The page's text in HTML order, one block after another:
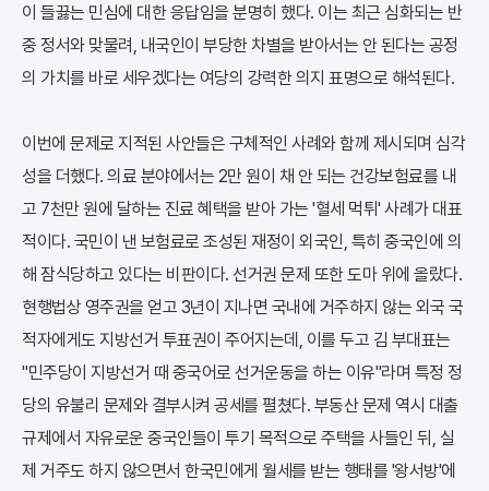
이 들끓는 민심에 대한 응답임을 분명히 했다. 이는 최근 심화되는 반
중 정서와 맞물려, 내국인이 부당한 차별을 받아서는 안 된다는 공정
의 가치를 바로 세우겠다는 여당의 강력한 의지 표명으로 해석된다.
이번에 문제로 지적된 사안들은 구체적인 사례와 함께 제시되며 심각
성을 더했다. 의료 분야에서는 2만 원이 채 안 되는 건강보험료를 내
고 7천만 원에 달하는 진료 혜택을 받아 가는 '혈세 먹튀' 사례가 대표
적이다. 국민이 낸 보험료로 조성된 재정이 외국인, 특히 중국인에 의
해 잠식당하고 있다는 비판이다. 선거권 문제 또한 도마 위에 올랐다.
현행법상 영주권을 얻고 3년이 지나면 국내에 거주하지 않는 외국 국
적자에게도 지방선거 투표권이 주어지는데, 이를 두고 김 부대표는
"민주당이 지방선거 때 중국어로 선거운동을 하는 이유"라며 특정 정
당의 유불리 문제와 결부시켜 공세를 펼쳤다. 부동산 문제 역시 대출
규제에서 자유로운 중국인들이 투기 목적으로 주택을 사들인 뒤, 실
제 거주도 하지 않으면서 한국민에게 월세를 받는 행태를 '왕서방'에